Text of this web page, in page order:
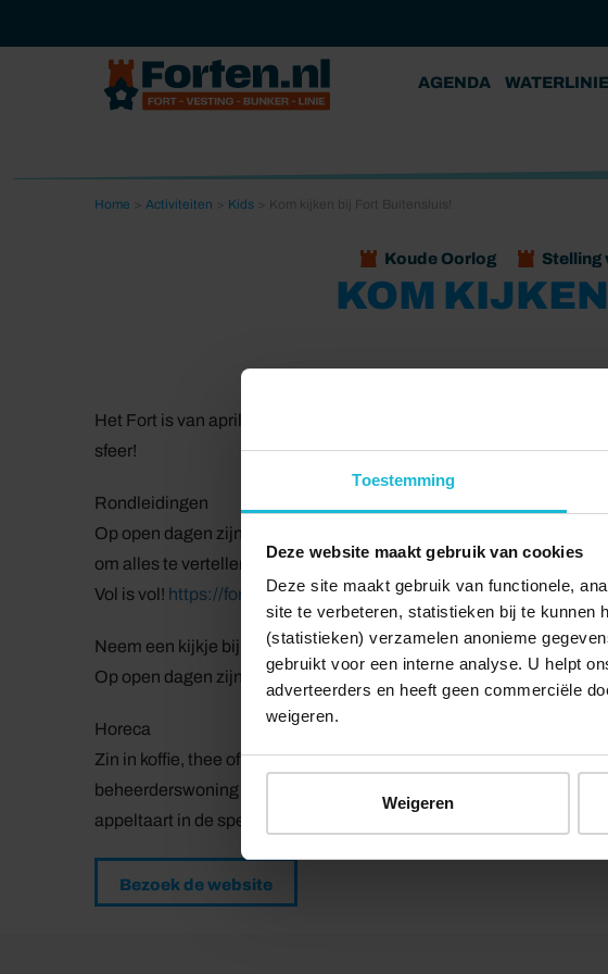
Toestemming
Deze website maakt gebruik van cookies
Deze site maakt gebruik van functionele,
site te verbeteren, statistieken bij te kunnen
(statistieken) verzamelen anonieme
gebruikt voor een interne analyse. U helpt
adverteerders en heeft geen commerciële
weigeren.
Weigeren
AGENDA
Home Activiteiten Kids
Koude Oorlog Stelling
KOM
Het Fort is van april tot en met oktober regelmatig open voor
sfeer!
Rondleidingen
Op open dagen zijn rondleidingen onder begeleiding van een gids
om alles te vertellen over de historie van het/fort. De rondleidingen
Vol is vol! https://fortbuitensluis.nl/zien-doen/
Neem een kijkje bij de Zendamateurs
Op open dagen zijn de zendamateurs meestal aanwezig. Zij geven
Horeca
Zin in koffie, thee of fris met appeltaart of een tosti? Ook daarvoor
beheerderswoning is een terrasje waar je wat kan drinken en soms
appeltaart in de speciale weekenden met rondleidingen.
Bezoek de website